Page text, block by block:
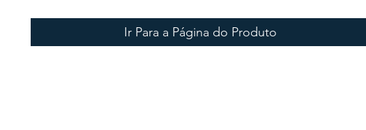
Ir Para a Página do Produto